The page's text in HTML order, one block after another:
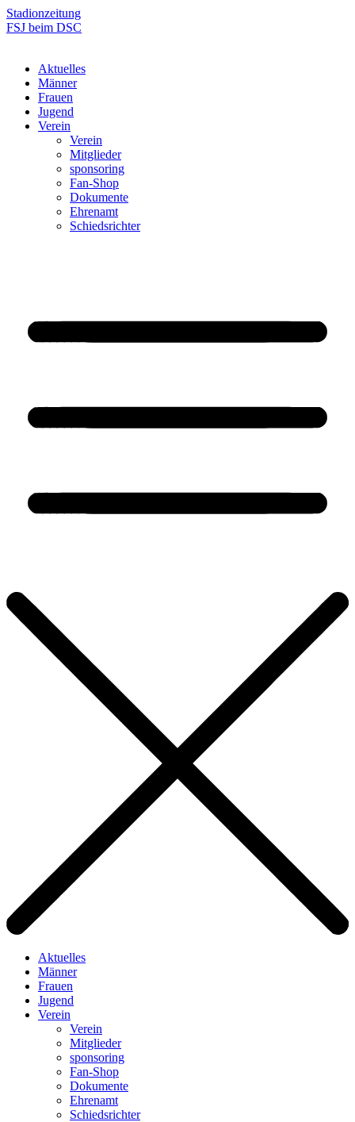
Zum
Inhalt
Stadionzeitung
FSJ beim DSC
Aktuelles
Männer
Frauen
Jugend
Verein
Verein
Mitglieder
sponsoring
Fan-Shop
Dokumente
Ehrenamt
Schiedsrichter
Aktuelles
Männer
Frauen
Jugend
Verein
Verein
Mitglieder
sponsoring
Fan-Shop
Dokumente
Ehrenamt
Schiedsrichter